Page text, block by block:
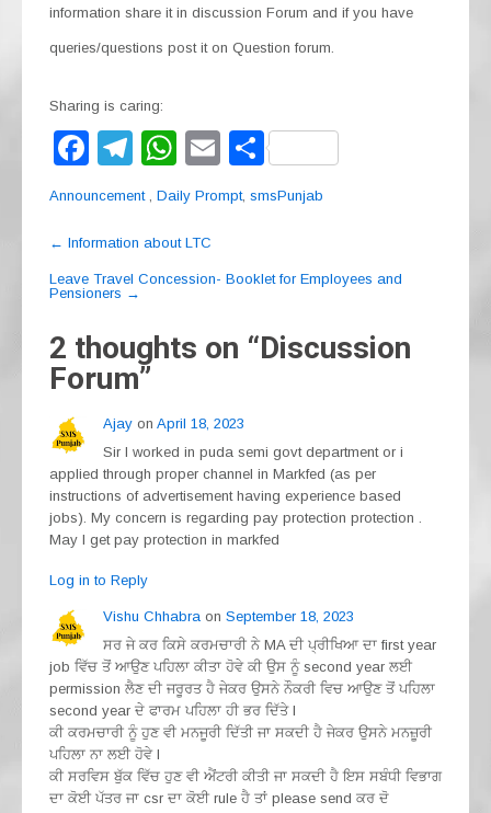
information share it in discussion Forum and if you have
queries/questions post it on Question forum.
Sharing is caring:
F
a
e
b
o
k
T
el
gr
a
W
h
s
A
p
E
m
S
h
Announcement , Daily Prompt, smsPunjab
Post
navigation
← Information about LTC
Leave Travel Concession- Booklet for Employees and
Pensioners →
2 thoughts on “Discussion
Forum”
Ajay on April 18, 2023
Sir I worked in puda semi govt department or i
applied through proper channel in Markfed (as per
instructions of advertisement having experience based
jobs). My concern is regarding pay protection protection .
May I get pay protection in markfed
Log in to Reply
Vishu Chhabra on September 18, 2023
ਸਰ ਜੇ ਕਰ ਕਿਸੇ ਕਰਮਚਾਰੀ ਨੇ MA ਦੀ ਪ੍ਰੀਖਿਆ ਦਾ first year
job ਵਿੱਚ ਤੋਂ ਆਉਣ ਪਹਿਲਾ ਕੀਤਾ ਹੋਵੇ ਕੀ ਉਸ ਨੂੰ second year ਲਈ
permission ਲੈਣ ਦੀ ਜਰੂਰਤ ਹੈ ਜੇਕਰ ਉਸਨੇ ਨੌਕਰੀ ਵਿਚ ਆਉਣ ਤੋਂ ਪਹਿਲਾ
second year ਦੇ ਫਾਰਮ ਪਹਿਲਾ ਹੀ ਭਰ ਦਿੱਤੇ l
ਕੀ ਕਰਮਚਾਰੀ ਨੂੰ ਹੁਣ ਵੀ ਮਨਜੂਰੀ ਦਿੱਤੀ ਜਾ ਸਕਦੀ ਹੈ ਜੇਕਰ ਉਸਨੇ ਮਨਜ਼ੂਰੀ
ਪਹਿਲਾ ਨਾ ਲਈ ਹੋਵੇ l
ਕੀ ਸਰਵਿਸ ਬੁੱਕ ਵਿੱਚ ਹੁਣ ਵੀ ਐਂਟਰੀ ਕੀਤੀ ਜਾ ਸਕਦੀ ਹੈ ਇਸ ਸਬੰਧੀ ਵਿਭਾਗ
ਦਾ ਕੋਈ ਪੱਤਰ ਜਾ csr ਦਾ ਕੋਈ rule ਹੈ ਤਾਂ please send ਕਰ ਦੋ